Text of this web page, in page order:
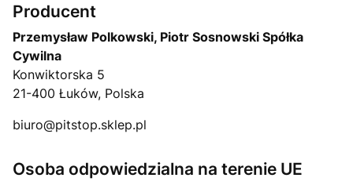
Producent
Przemysław Polkowski, Piotr Sosnowski Spółka
Cywilna
Konwiktorska 5
21-400 Łuków, Polska
biuro@pitstop.sklep.pl
Osoba odpowiedzialna na terenie UE